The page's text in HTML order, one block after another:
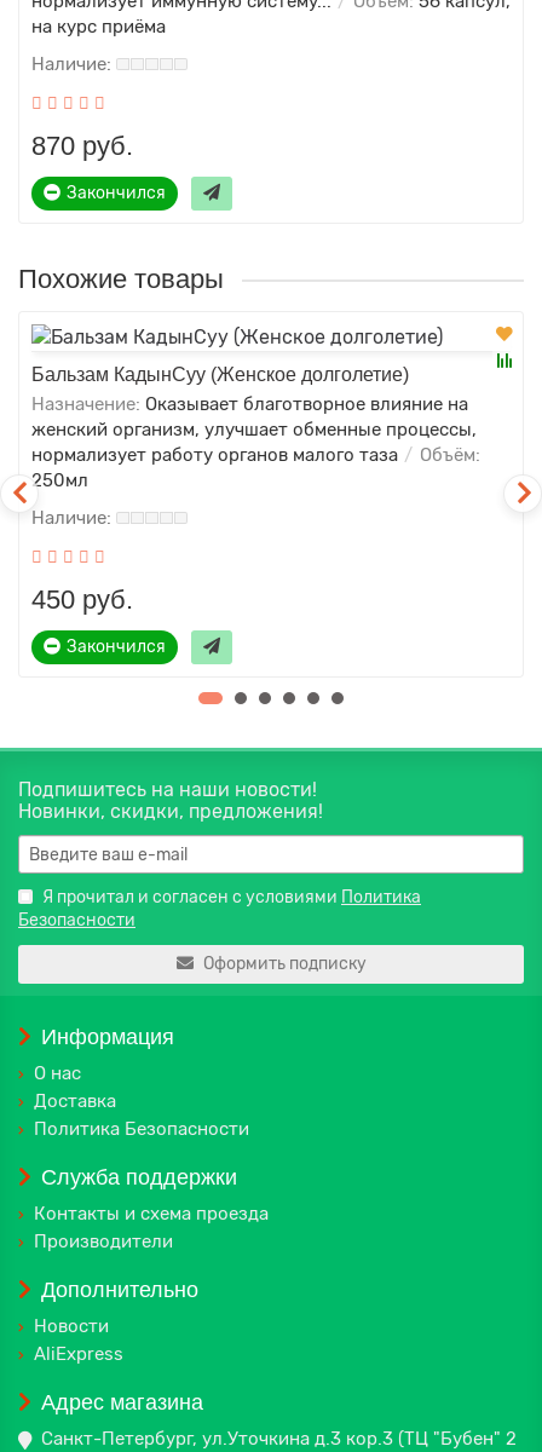
на курс приёма
870 руб.
Закончился
Похожие товары
Бальзам КадынСуу (Женское долголетие)
Назначение: Оказывает благотворное влияние на
женский организм, улучшает обменные процессы,
нормализует работу органов малого таза
Объём:
250мл
450 руб.
Закончился
Подпишитесь на наши новости!
Новинки, скидки, предложения!
Я прочитал и согласен с условиями Политика
Безопасности
Оформить подписку
Информация
О нас
Доставка
Политика Безопасности
Служба поддержки
Контакты и схема проезда
Производители
Дополнительно
Новости
AliExpress
Адрес магазина
Санкт-Петербург, ул.Уточкина д.3 кор.3 (ТЦ "Бубен" 2